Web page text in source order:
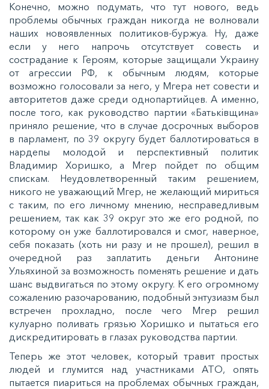
Конечно, можно подумать, что тут нового, ведь
проблемы обычных граждан никогда не волновали
наших новоявленных политиков-буржуа. Ну, даже
если у него напрочь отсутствует совесть и
сострадание к Героям, которые защищали Украину
от агрессии РФ, к обычным людям, которые
возможно голосовали за него, у Мгера нет совести и
авторитетов даже среди однопартийцев. А именно,
после того, как руководство партии «Батьківщина»
приняло решение, что в случае досрочных выборов
в парламент, по 39 округу будет баллотироваться в
нардепы молодой и перспективный политик
Владимир Хоришко, а Мгер пойдет по общим
спискам. Неудовлетворенный таким решением,
никого не уважающий Мгер, не желающий мириться
с таким, по его личному мнению, несправедливым
решением, так как 39 округ это же его родной, по
которому он уже баллотировался и смог, наверное,
себя показать (хоть ни разу и не прошел), решил в
очередной раз заплатить деньги Антонине
Ульяхиной за возможность поменять решение и дать
шанс выдвигаться по этому округу. К его огромному
сожалению разочарованию, подобный энтузиазм был
встречен прохладно, после чего Мгер решил
кулуарно поливать грязью Хоришко и пытаться его
дискредитировать в глазах руководства партии.
Теперь же этот человек, который травит простых
людей и глумится над участниками АТО, опять
пытается пиариться на проблемах обычных граждан,